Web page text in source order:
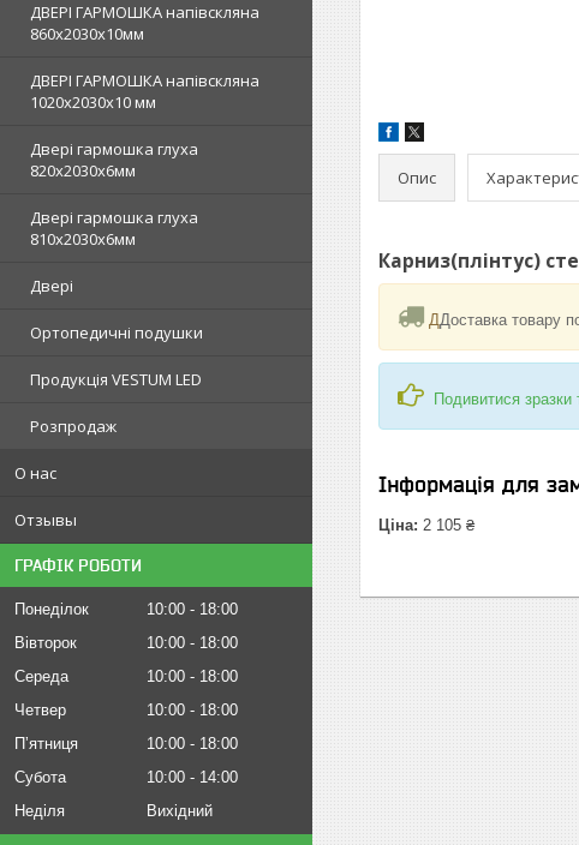
ДВЕРІ ГАРМОШКА напівскляна
860х2030х10мм
ДВЕРІ ГАРМОШКА напівскляна
1020х2030x10 мм
Двері гармошка глуха
820х2030х6мм
Двері гармошка глуха
810х2030х6мм
Двері
Ортопедичні подушки
Продукція VESTUM LED
Розпродаж
О нас
Отзывы
ГРАФІК РОБОТИ
Понеділок 10:00
18:00
Вівторок
10:00
18:00
Середа
10:00
18:00
Четвер
10:00
18:00
Пʼятниця
10:00
18:00
Субота
10:00
14:00
Неділя
Вихідний
Опис
Карниз(плінтус)
ДДоставка товару
Подивитися зразки
Інформація для
Ціна: 2 105 ₴